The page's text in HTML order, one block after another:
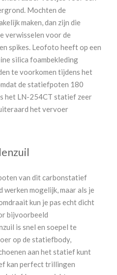
Mochten de
maken, dan zijn die
verwisselen voor de
spikes. Leofoto heeft op een
silica foambekleding
te voorkomen tijdens het
de statiefpoten 180
het LN-254CT statief zeer
het vervoer
van dit carbonstatief
werken mogelijk, maar als je
kun je pas echt dicht
bijvoorbeeld
is snel en soepel te
op de statiefbody,
aan het statief kunt
kan perfect trillingen